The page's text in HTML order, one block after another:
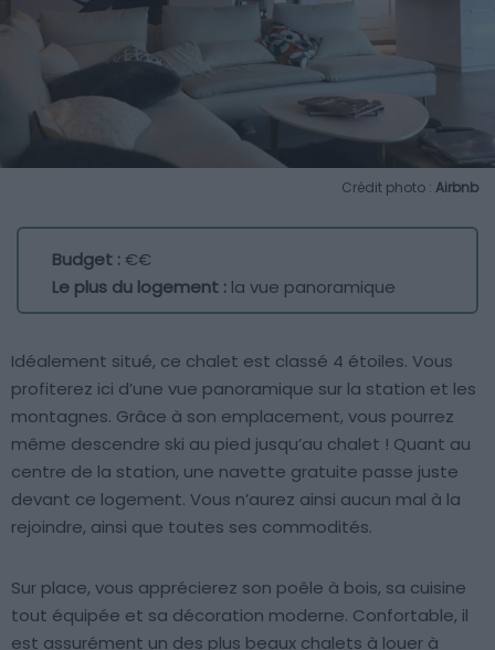
Crédit photo : Airbnb
Budget :€€
Le plus du logement : la vue panoramique
Idéalement situé, ce chalet est classé 4 étoiles. Vous
profiterez ici d’une vue panoramique sur la station et les
montagnes. Grâce à son emplacement, vous pourrez
même descendre ski au pied jusqu’au chalet ! Quant au
centre de la station, une navette gratuite passe juste
devant ce logement. Vous n’aurez ainsi aucun mal à la
rejoindre, ainsi que toutes ses commodités.
Sur place, vous apprécierez son poêle à bois, sa cuisine
tout équipée et sa décoration moderne. Confortable, il
est assurément un des plus beaux chalets à louer à